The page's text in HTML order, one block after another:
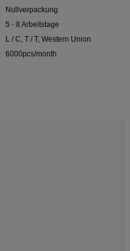
Nullverpackung
5 - 8 Arbeitstage
L / C, T / T, Western Union
6000pcs/month